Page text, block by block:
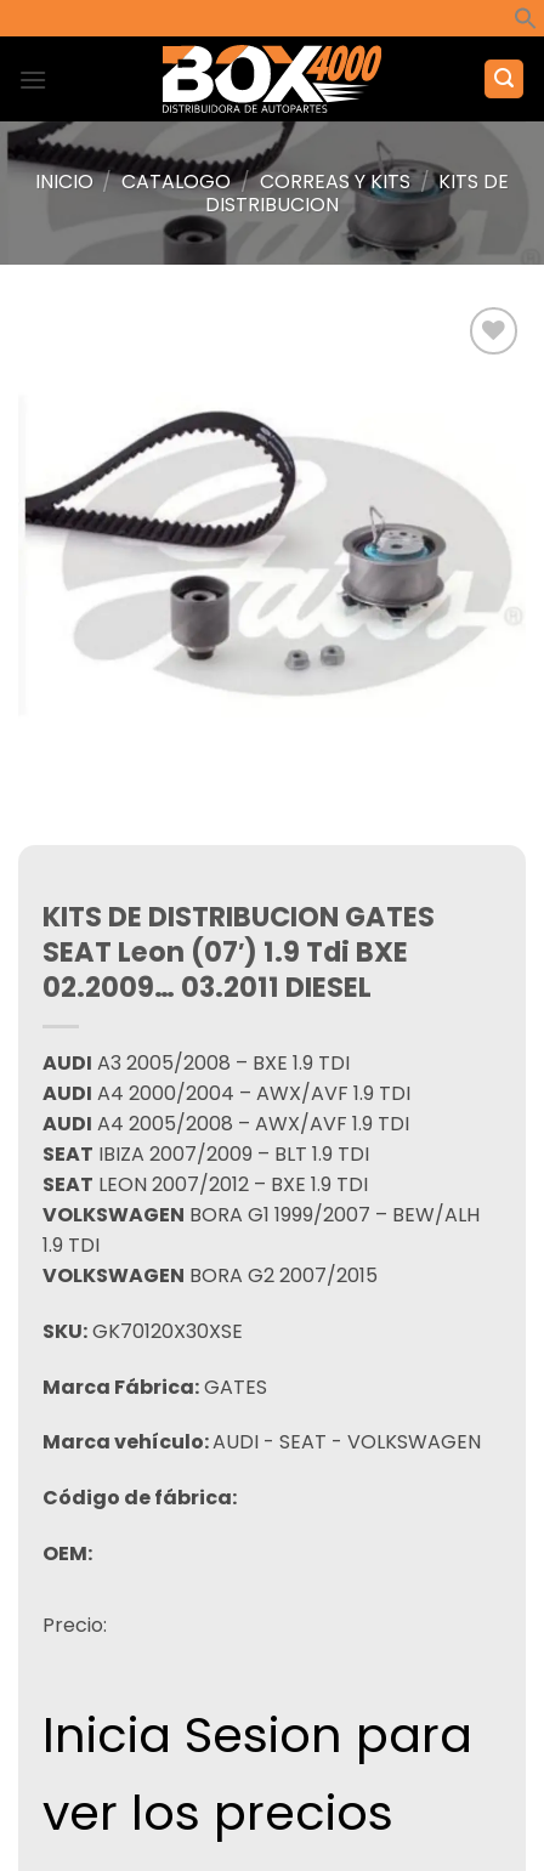
al
contenido
INICIO / CATALOGO / CORREAS Y KITS / KITS DE
DISTRIBUCION
KITS DE DISTRIBUCION GATES
SEAT Leon (07′) 1.9 Tdi BXE
02.2009… 03.2011 DIESEL
AUDI A3 2005/2008 – BXE 1.9 TDI
AUDI A4 2000/2004 – AWX/AVF 1.9 TDI
AUDI A4 2005/2008 – AWX/AVF 1.9 TDI
SEAT IBIZA 2007/2009 – BLT 1.9 TDI
SEAT LEON 2007/2012 – BXE 1.9 TDI
VOLKSWAGEN BORA G1 1999/2007 – BEW/ALH
1.9 TDI
VOLKSWAGEN BORA G2 2007/2015
SKU:GK70120X30XSE
Marca Fábrica:GATES
Marca vehículo:AUDI - SEAT - VOLKSWAGEN
Código de fábrica:
OEM:
Precio:
Inicia Sesion para
ver los precios